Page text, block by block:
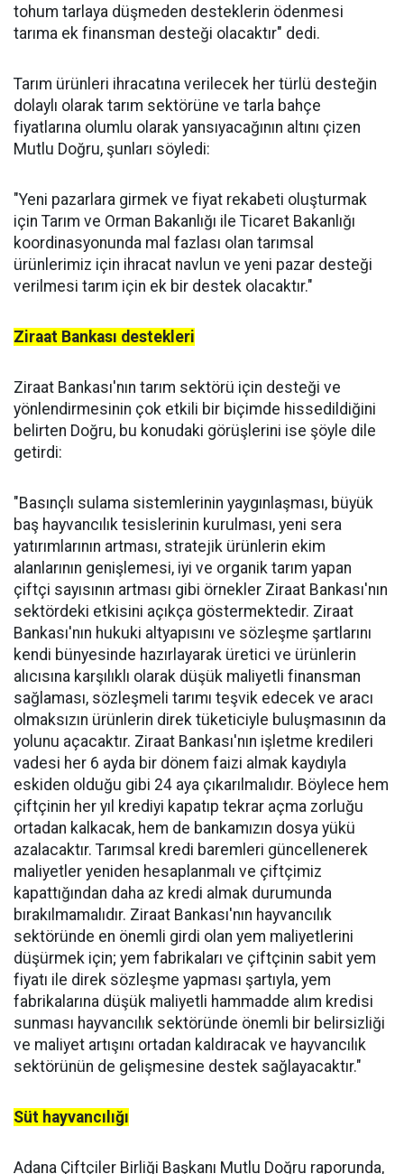
tohum tarlaya düşmeden desteklerin ödenmesi
tarıma ek finansman desteği olacaktır" dedi.
Tarım ürünleri ihracatına verilecek her türlü desteğin
dolaylı olarak tarım sektörüne ve tarla bahçe
fiyatlarına olumlu olarak yansıyacağının altını çizen
Mutlu Doğru, şunları söyledi:
"Yeni pazarlara girmek ve fiyat rekabeti oluşturmak
için Tarım ve Orman Bakanlığı ile Ticaret Bakanlığı
koordinasyonunda mal fazlası olan tarımsal
ürünlerimiz için ihracat navlun ve yeni pazar desteği
verilmesi tarım için ek bir destek olacaktır."
Ziraat Bankası destekleri
Ziraat Bankası'nın tarım sektörü için desteği ve
yönlendirmesinin çok etkili bir biçimde hissedildiğini
belirten Doğru, bu konudaki görüşlerini ise şöyle dile
getirdi:
"Basınçlı sulama sistemlerinin yaygınlaşması, büyük
baş hayvancılık tesislerinin kurulması, yeni sera
yatırımlarının artması, stratejik ürünlerin ekim
alanlarının genişlemesi, iyi ve organik tarım yapan
çiftçi sayısının artması gibi örnekler Ziraat Bankası'nın
sektördeki etkisini açıkça göstermektedir. Ziraat
Bankası'nın hukuki altyapısını ve sözleşme şartlarını
kendi bünyesinde hazırlayarak üretici ve ürünlerin
alıcısına karşılıklı olarak düşük maliyetli finansman
sağlaması, sözleşmeli tarımı teşvik edecek ve aracı
olmaksızın ürünlerin direk tüketiciyle buluşmasının da
yolunu açacaktır. Ziraat Bankası'nın işletme kredileri
vadesi her 6 ayda bir dönem faizi almak kaydıyla
eskiden olduğu gibi 24 aya çıkarılmalıdır. Böylece hem
çiftçinin her yıl krediyi kapatıp tekrar açma zorluğu
ortadan kalkacak, hem de bankamızın dosya yükü
azalacaktır. Tarımsal kredi baremleri güncellenerek
maliyetler yeniden hesaplanmalı ve çiftçimiz
kapattığından daha az kredi almak durumunda
bırakılmamalıdır. Ziraat Bankası'nın hayvancılık
sektöründe en önemli girdi olan yem maliyetlerini
düşürmek için; yem fabrikaları ve çiftçinin sabit yem
fiyatı ile direk sözleşme yapması şartıyla, yem
fabrikalarına düşük maliyetli hammadde alım kredisi
sunması hayvancılık sektöründe önemli bir belirsizliği
ve maliyet artışını ortadan kaldıracak ve hayvancılık
sektörünün de gelişmesine destek sağlayacaktır."
Süt hayvancılığı
Adana Çiftçiler Birliği Başkanı Mutlu Doğru raporunda,